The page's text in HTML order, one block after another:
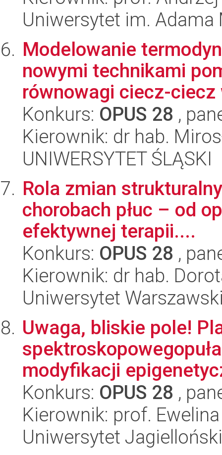
Uniwersytet im.
Modelowanie
nowymi technikami
równowagi ciecz-
Konkurs: OPUS 28 ,
Kierownik: dr hab.
UNIWERSYTET ŚLĄSKI
Rola zmian
chorobach płuc – od
efektywnej terapii....
Konkurs: OPUS 28 ,
Kierownik: dr hab.
Uniwersytet
Uwaga, bliskie pole!
modyfikacji
Konkurs: OPUS 28 ,
Kierownik: prof.
Uniwersytet Jagielloński